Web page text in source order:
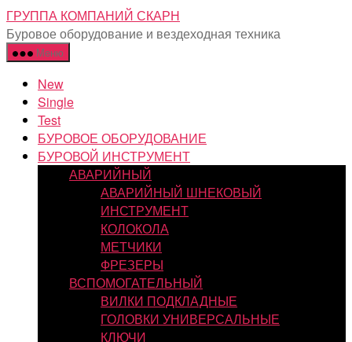
Перейти
к
содержимому
ГРУППА КОМПАНИЙ СКАРН
Буровое оборудование и вездеходная техника
Меню
New
Single
Test
БУРОВОЕ ОБОРУДОВАНИЕ
БУРОВОЙ ИНСТРУМЕНТ
АВАРИЙНЫЙ
АВАРИЙНЫЙ ШНЕКОВЫЙ
ИНСТРУМЕНТ
КОЛОКОЛА
МЕТЧИКИ
ФРЕЗЕРЫ
ВСПОМОГАТЕЛЬНЫЙ
ВИЛКИ ПОДКЛАДНЫЕ
ГОЛОВКИ УНИВЕРСАЛЬНЫЕ
КЛЮЧИ